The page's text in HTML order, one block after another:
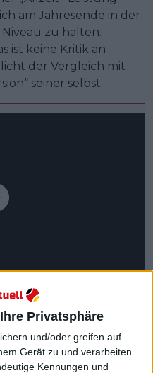
Privatsphäre
und/oder greifen auf
Gerät zu und verarbeiten
Kennungen und
am Jahresende in der
zu halten.
ist keine Kritik an
der Vergleich mit
seiner selbst.